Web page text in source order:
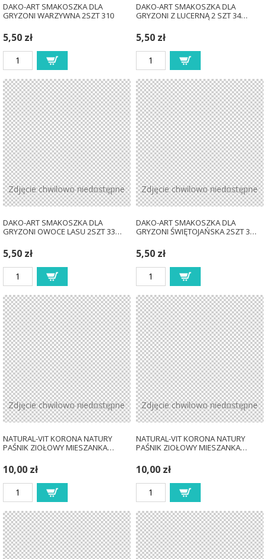
DAKO-ART SMAKOSZKA DLA
GRYZONI WARZYWNA 2SZT 310
5,50 zł
DAKO-ART SMAKOSZKA DLA
GRYZONI Z LUCERNĄ 2 SZT 34…
5,50 zł
Zdjęcie chwilowo niedostępne
DAKO-ART SMAKOSZKA DLA
GRYZONI OWOCE LASU 2SZT 33…
5,50 zł
Zdjęcie chwilowo niedostępne
DAKO-ART SMAKOSZKA DLA
GRYZONI ŚWIĘTOJAŃSKA 2SZT 3…
5,50 zł
Zdjęcie chwilowo niedostępne
NATURAL-VIT KORONA NATURY
PAŚNIK ZIOŁOWY MIESZANKA…
10,00 zł
Zdjęcie chwilowo niedostępne
NATURAL-VIT KORONA NATURY
PAŚNIK ZIOŁOWY MIESZANKA…
10,00 zł